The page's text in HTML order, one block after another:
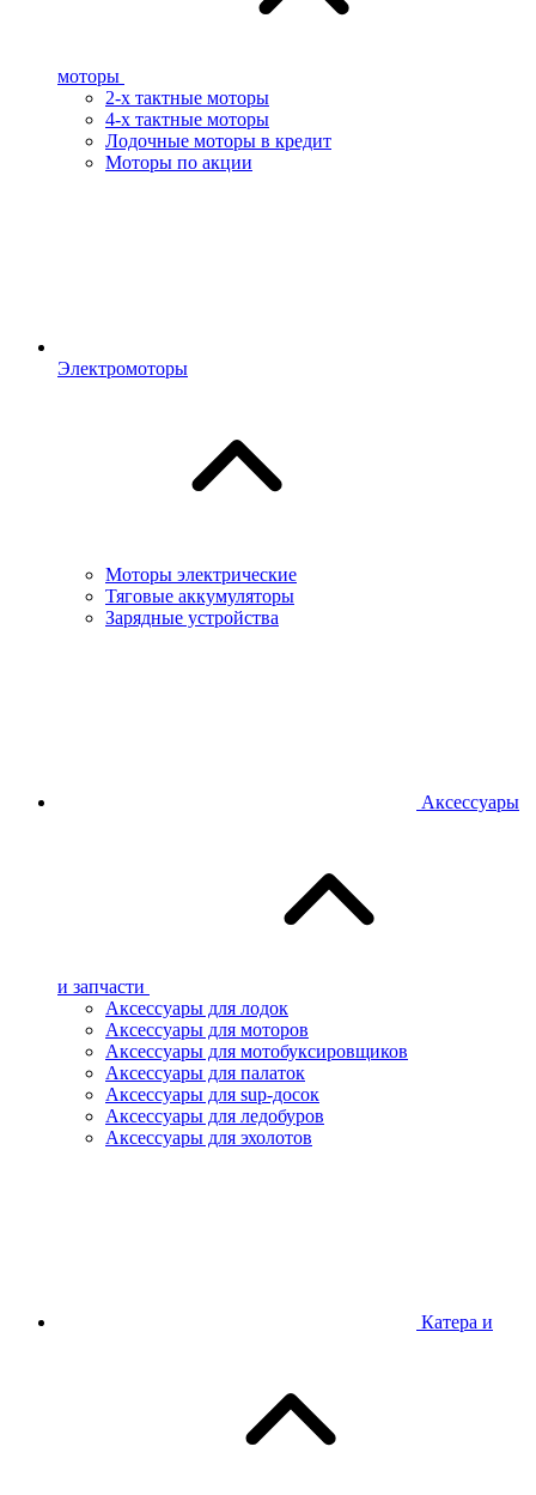
моторы
2-х тактные моторы
4-х тактные моторы
Лодочные моторы в кредит
Моторы по акции
Электромоторы
Моторы электрические
Тяговые аккумуляторы
Зарядные устройства
Аксессуары
и запчасти
Аксессуары для лодок
Аксессуары для моторов
Аксессуары для мотобуксировщиков
Аксессуары для палаток
Аксессуары для sup-досок
Аксессуары для ледобуров
Аксессуары для эхолотов
Катера и